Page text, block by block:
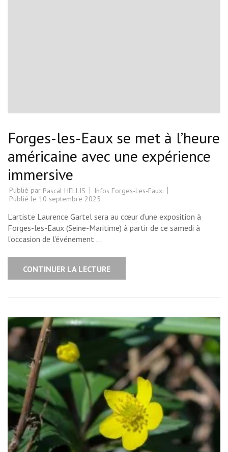
Forges-les-Eaux se met à l’heure
américaine avec une expérience
immersive
Publié par Pascal HELLIS
Infos Forges-Les-Eaux:
Publié le 10 septembre 2025
L’artiste Laurence Gartel sera au cœur d’une exposition à
Forges-les-Eaux (Seine-Maritime) à partir de ce samedi à
l’occasion de l’événement …
CONTINUER LA LECTURE